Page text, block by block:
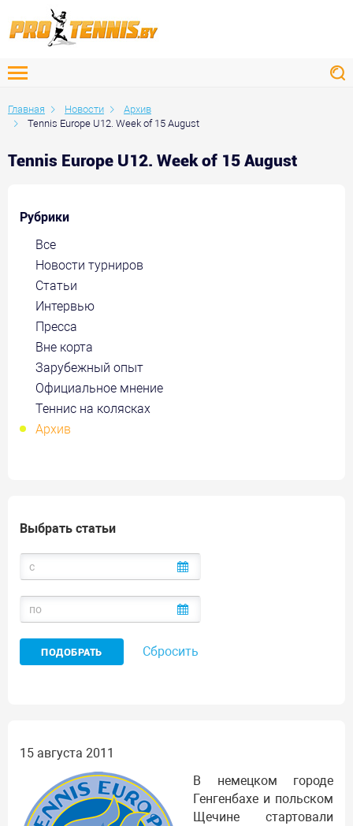
Главная Новости
Архив
Tennis Europe U12. Week of 15 August
Tennis Europe U12. Week of 15 August
Рубрики
Все
Новости турниров
Статьи
Интервью
Пресса
Вне корта
Зарубежный опыт
Официальное мнение
Теннис на колясках
Архив
Выбрать статьи
Сбросить
15 августа 2011
В немецком городе
Генгенбахе и польском
Щечине стартовали